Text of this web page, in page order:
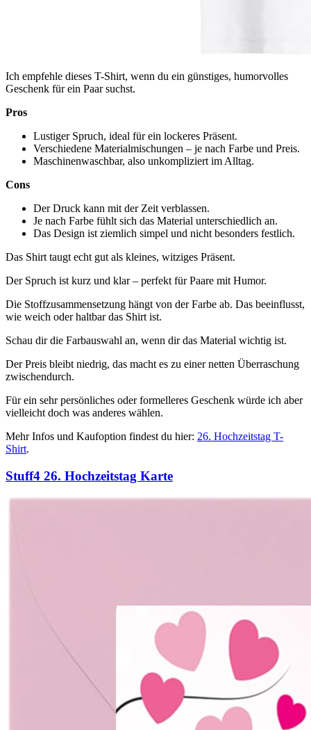
Ich empfehle dieses T-Shirt, wenn du ein günstiges, humorvolles
Geschenk für ein Paar suchst.
Pros
Lustiger Spruch, ideal für ein lockeres Präsent.
Verschiedene Materialmischungen – je nach Farbe und Preis.
Maschinenwaschbar, also unkompliziert im Alltag.
Cons
Der Druck kann mit der Zeit verblassen.
Je nach Farbe fühlt sich das Material unterschiedlich an.
Das Design ist ziemlich simpel und nicht besonders festlich.
Das Shirt taugt echt gut als kleines, witziges Präsent.
Der Spruch ist kurz und klar – perfekt für Paare mit Humor.
Die Stoffzusammensetzung hängt von der Farbe ab. Das beeinflusst,
wie weich oder haltbar das Shirt ist.
Schau dir die Farbauswahl an, wenn dir das Material wichtig ist.
Der Preis bleibt niedrig, das macht es zu einer netten Überraschung
zwischendurch.
Für ein sehr persönliches oder formelleres Geschenk würde ich aber
vielleicht doch was anderes wählen.
Mehr Infos und Kaufoption findest du hier: 26. Hochzeitstag T-
Shirt.
Stuff4 26. Hochzeitstag Karte